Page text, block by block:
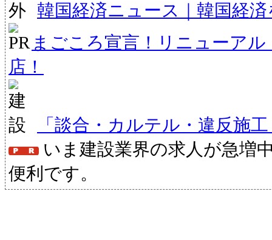
韓国経済ニュース｜韓国経
まごころ宣言！リニューア
店！
「談合・カルテル・違反施
いま建設業界の求人が急増
便利です。